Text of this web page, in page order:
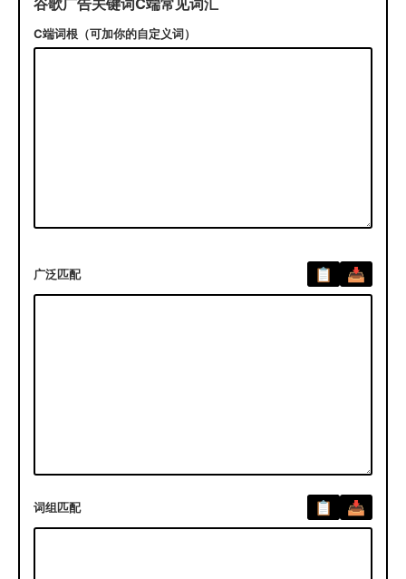
谷歌广告关键词C端常见词汇
C端词根（可加你的自定义词）
广泛匹配
词组匹配